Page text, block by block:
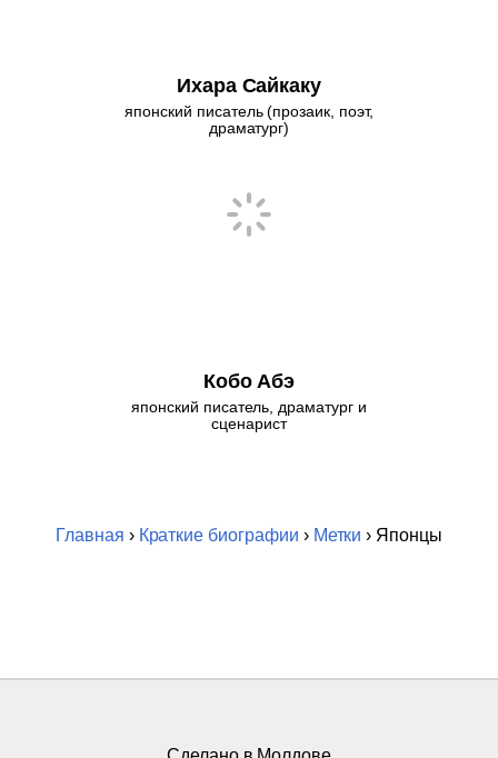
Ихара Сайкаку
японский писатель (прозаик, поэт,
драматург)
Кобо Абэ
японский писатель, драматург и
сценарист
Главная › Краткие биографии › Метки › Японцы